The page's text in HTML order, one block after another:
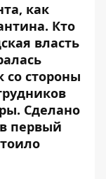
как
Кто
власть
со стороны
Сделано
первый